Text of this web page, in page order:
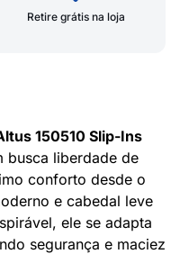
Retire grátis na loja
150510 Slip-Ins
busca liberdade de
conforto desde o
e cabedal leve
ele se adapta
segurança e maciez